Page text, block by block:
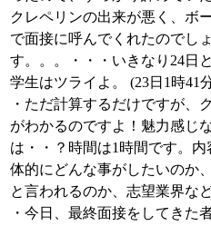
クレペリンの出来が悪く、ボ
で面接に呼んでくれたのでし
す。。。・・・いきなり24日
学生はツライよ。 (23日1時41
・ただ計算するだけですが、
がわかるのですよ！魅力感じ
は・・？時間は1時間です。
体的にどんな事がしたいのか
と言われるのか、志望業界な
・今日、最終面接をしてきた